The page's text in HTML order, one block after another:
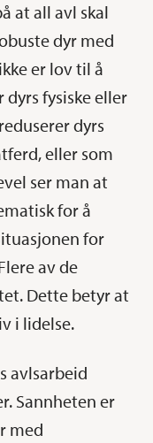
at all avl skal
dyr med
er lov til å
fysiske eller
dyrs
eller som
ser man at
for å
for
av de
Dette betyr at
i lidelse.
avlsarbeid
Sannheten er
med